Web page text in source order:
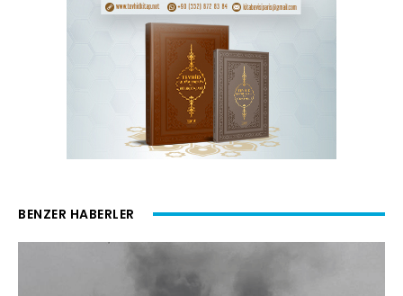
BENZER HABERLER